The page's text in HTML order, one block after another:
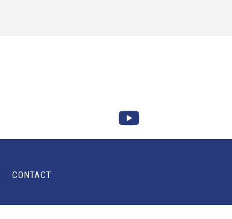
CONTACT